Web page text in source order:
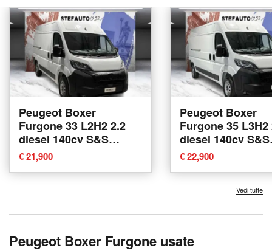
Peugeot Boxer
Furgone 33 L2H2 2.2
diesel 140cv S&S
nuova a Bologna
€ 21,900
Peugeot Boxer
Furgone 35 L3H2
diesel 140cv S&S
vetrato at8
Bologna
€ 22,900
Vedi tutte
Peugeot Boxer Furgone usate